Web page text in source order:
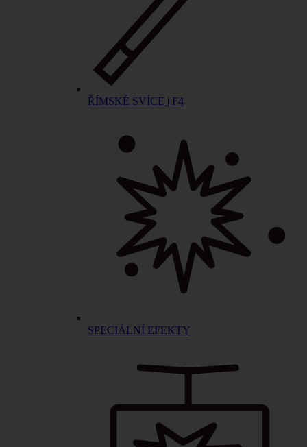
ŘÍMSKÉ SVÍCE | F4
SPECIÁLNÍ EFEKTY